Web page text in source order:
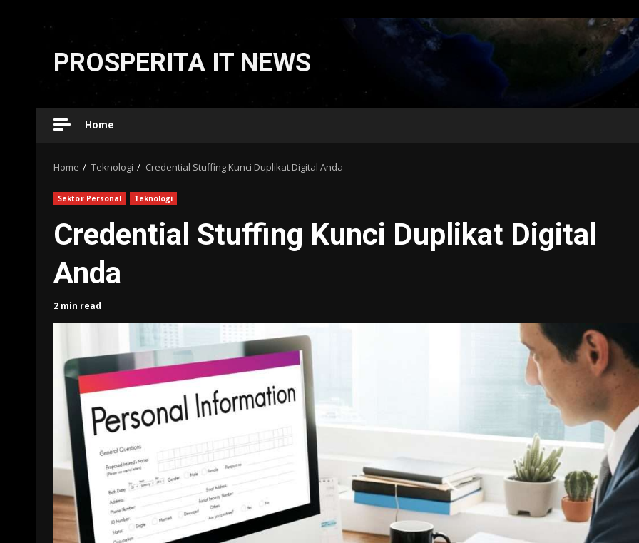
Skip
content
PROSPERITA IT NEWS
Home
Home Teknologi Credential Stuffing Kunci Duplikat Digital Anda
Sektor Personal Teknologi
Credential Stuffing Kunci Duplikat Digital
Anda
2 min read